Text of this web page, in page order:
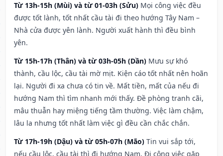
Từ 13h-15h (Mùi) và từ 01-03h (Sửu) Mọi công việc đều
được tốt lành, tốt nhất cầu tài đi theo hướng Tây Nam –
Nhà cửa được yên lành. Người xuất hành thì đều bình
yên.
Từ 15h-17h (Thân) và từ 03h-05h (Dần) Mưu sự khó
thành, cầu lộc, cầu tài mờ mịt. Kiện cáo tốt nhất nên hoãn
lại. Người đi xa chưa có tin về. Mất tiền, mất của nếu đi
hướng Nam thì tìm nhanh mới thấy. Đề phòng tranh cãi,
mâu thuẫn hay miệng tiếng tầm thường. Việc làm chậm,
lâu la nhưng tốt nhất làm việc gì đều cần chắc chắn.
Từ 17h-19h (Dậu) và từ 05h-07h (Mão) Tin vui sắp tới,
nếu cầu lộc, cầu tài thì đi hướng Nam. Đi công việc gặp